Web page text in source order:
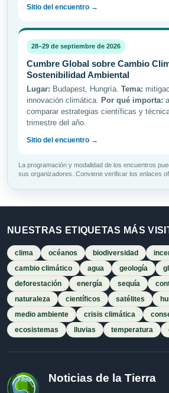
Sitio del encuentro →
28–29 de septiembre de 2026
Cumbre Global sobre Cambio
Sostenibilidad Ambiental
Lugar: Budapest, Hungría. Tema:
innovación climática. Por qué importa:
comparar estrategias científicas y
trimestre del año.
Sitio del encuentro →
La programación y modalidad de los encuentros
sus organizadores. Conviene verificar los enlaces
NUESTRAS ETIQUETAS MÁS
clima océanos biodiversidad
cambio climático
agua geología
deforestación
energía sequía
naturaleza
científicos satélites
medio ambiente
crisis climática
ecosistemas
lluvias temperatura
Noticias de la Tierra